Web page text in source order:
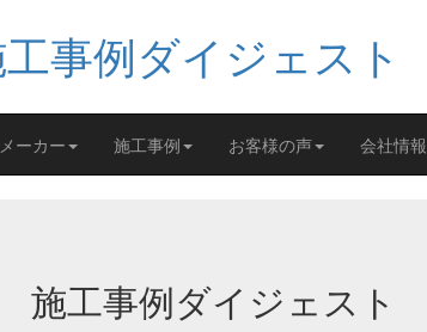
メーカー 施工事例 お客様の声 会社情報
施工事例ダイジェスト